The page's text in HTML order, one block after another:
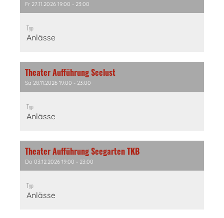
Fr 27.11.2026 19:00 - 23:00
Typ
Anlässe
Theater Aufführung Seelust
Sa 28.11.2026 19:00 - 23:00
Typ
Anlässe
Theater Aufführung Seegarten TKB
Do 03.12.2026 19:00 - 23:00
Typ
Anlässe